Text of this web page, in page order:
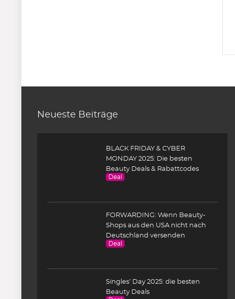
Neueste Beiträge
BLACK FRIDAY & CYBER
MONDAY 2025: Die besten
Beauty Deals & Rabattcodes
Deal
FORWARDING: Wenn Beauty-
Shops aus den USA nicht nach
Deutschland versenden
Deal
Singles’ Day 2025: die besten
Beauty Deals